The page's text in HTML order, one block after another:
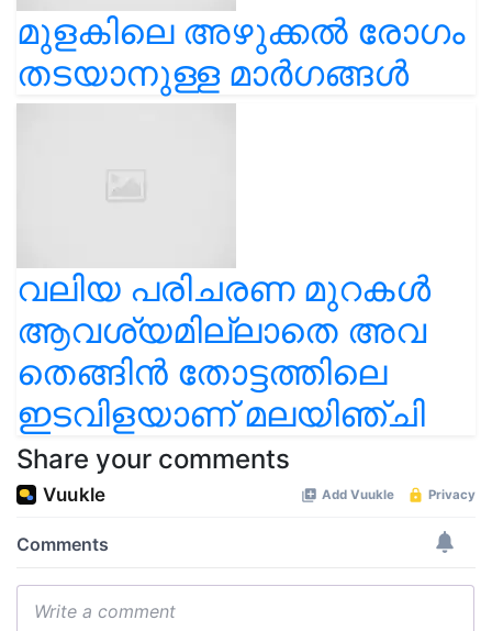
മുളകിലെ അഴുക്കൽ രോഗം
തടയാനുള്ള മാർഗങ്ങൾ
വലിയ പരിചരണ മുറകൾ
ആവശ്യമില്ലാതെ അവ
തെങ്ങിൻ തോട്ടത്തിലെ
ഇടവിളയാണ് മലയിഞ്ചി
Share your comments